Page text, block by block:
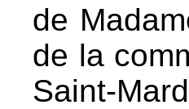
de
de la
Saint-